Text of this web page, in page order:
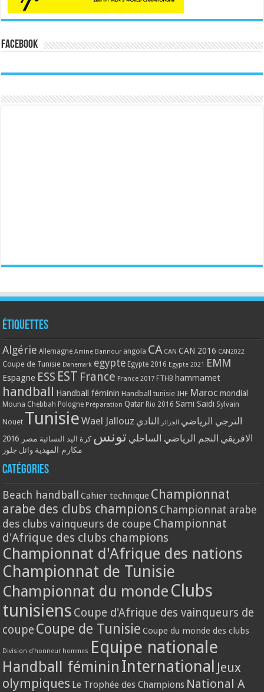
Facebook
Étiquettes
Algérie Allemagne Amine Bannour angola CA CAN CAN 2016 CAN2022
Coupe de Tunisie Danemark egypte Egypte 2016 Egypte 2021 EMM
Espagne ESS EST France France 2017 FTHB hammamet
handball Handball féminin Handball tunisie IHF Maroc mondial
Mouna Chebbah Pologne Préparation Qatar Rio 2016 Sami Saidi Sylvain
Nouet Tunisie Wael Jallouz الترجي الرياضي الجزائر النادي
الافريقي النجم الرياضي الساحلي تونس كرة اليد النسائية مصر 2016
مكارم المهدية وائل جلوز
Catégories
Beach handball Cahier technique Championnat
arabe des clubs champions Championnat arabe
des clubs vainqueurs de coupe Championnat
d'Afrique des clubs champions
Championnat d'Afrique des nations
Championnat de Tunisie
Championnat du monde Clubs
tunisiens Coupe d'Afrique des vainqueurs de
coupe Coupe de Tunisie Coupe du monde des clubs
Division d'honneur hommes Equipe nationale
Handball féminin International Jeux
olympiques Le Trophée des Champions National A